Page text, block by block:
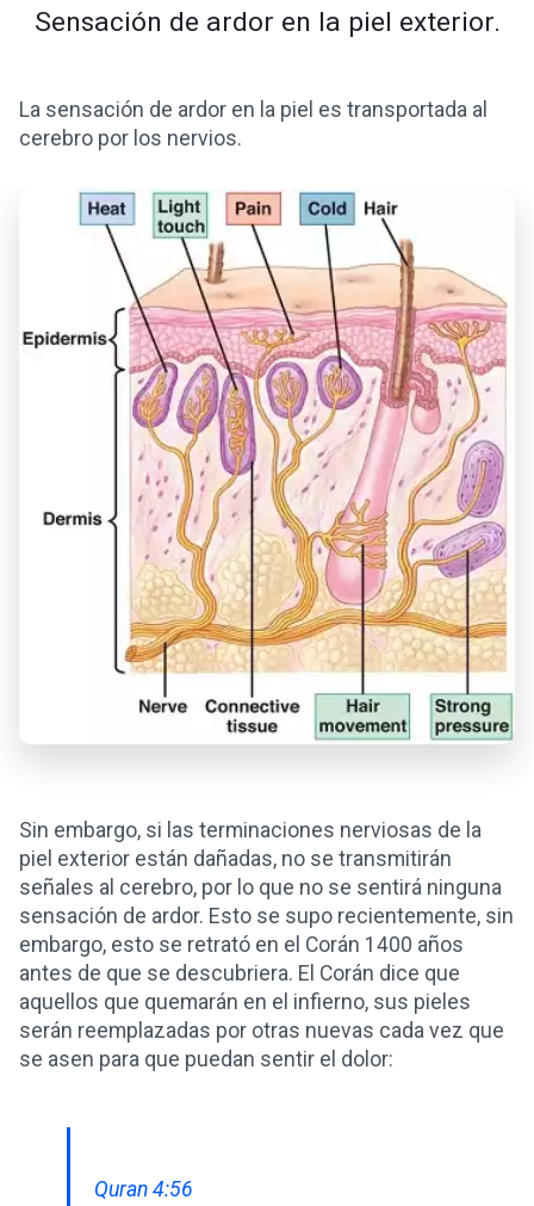
Sensación de ardor en la piel exterior.
La sensación de ardor en la piel es transportada al
cerebro por los nervios.
Sin embargo, si las terminaciones nerviosas de la
piel exterior están dañadas, no se transmitirán
señales al cerebro, por lo que no se sentirá ninguna
sensación de ardor. Esto se supo recientemente, sin
embargo, esto se retrató en el Corán 1400 años
antes de que se descubriera. El Corán dice que
aquellos que quemarán en el infierno, sus pieles
serán reemplazadas por otras nuevas cada vez que
se asen para que puedan sentir el dolor:
Quran 4:56